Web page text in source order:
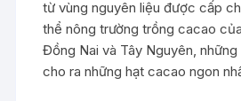
từ vùng nguyên liệu được cấp
thể nông trường trồng cacao
Đồng Nai và Tây Nguyên,
cho ra những hạt cacao ngon